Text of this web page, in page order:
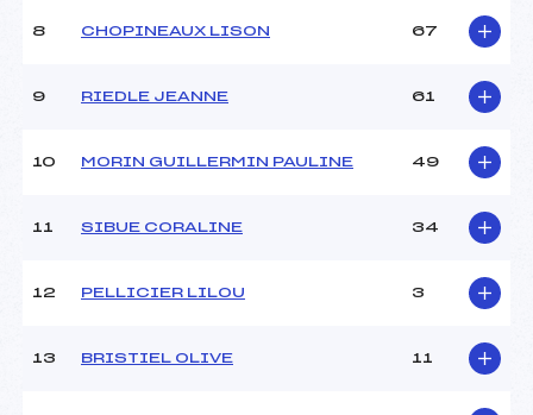
Ouvreurs D :
LE LAN (SA)
Nombre de portes :
Traceur :
Ouvreurs C :
8 CHOPINEAUX LISON 67
9 RIEDLE JEANNE 61
10 MORIN GUILLERMIN PAULINE 49
11 SIBUE CORALINE 34
12 PELLICIER LILOU 3
13 BRISTIEL OLIVE 11